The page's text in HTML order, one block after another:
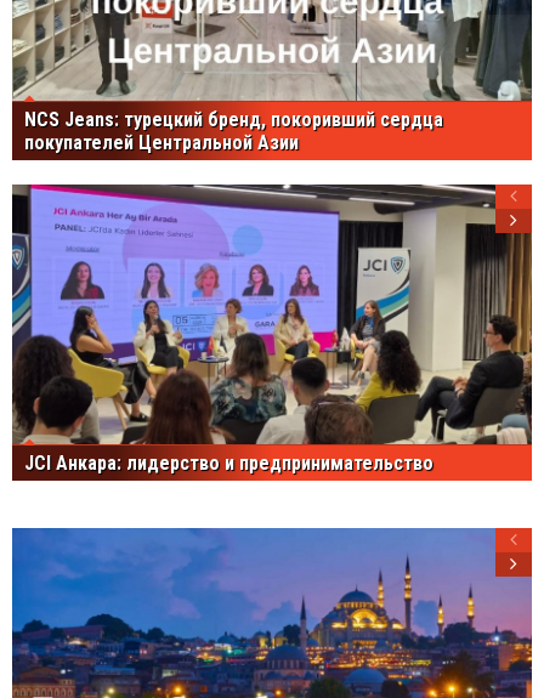
NCS Jeans: турецкий бренд, покоривший сердца
покупателей Центральной Азии
JCI Анкара: лидерство и предпринимательство